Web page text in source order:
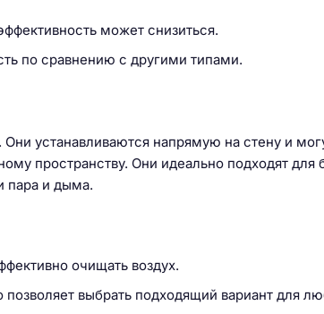
может снизиться.
по сравнению с другими типами.
устанавливаются напрямую на стену и
пространству. Они идеально подходят для
пара и дыма.
очищать воздух.
выбрать подходящий вариант для
й
т
и